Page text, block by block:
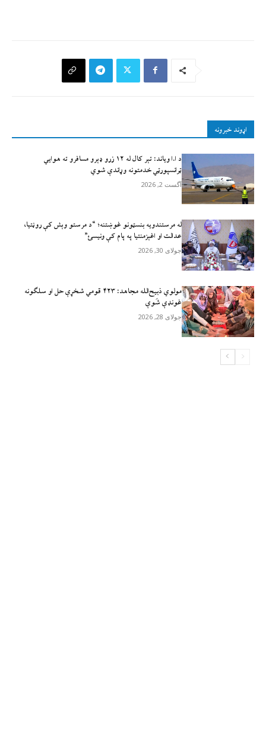
اړوند خبرونه
د ا.ا وياند: تېر کال له ۱۲ زرو ډېرو مسافرو ته هوايي
ټرانسپورټي خدمتونه وړاندې شوي
آگست 2, 2026
له مرستندویه بنسټونو غوښتنه؛ “د مرستو وېش کې روڼتیا،
عدالت او اغېزمنتیا په پام کې ونیسئ”
جولای 30, 2026
مولوي ذبيح‌الله مجاهد: ۴۲۳ قومي شخړې حل او سلګونه
غونډې شَوې
جولای 28, 2026